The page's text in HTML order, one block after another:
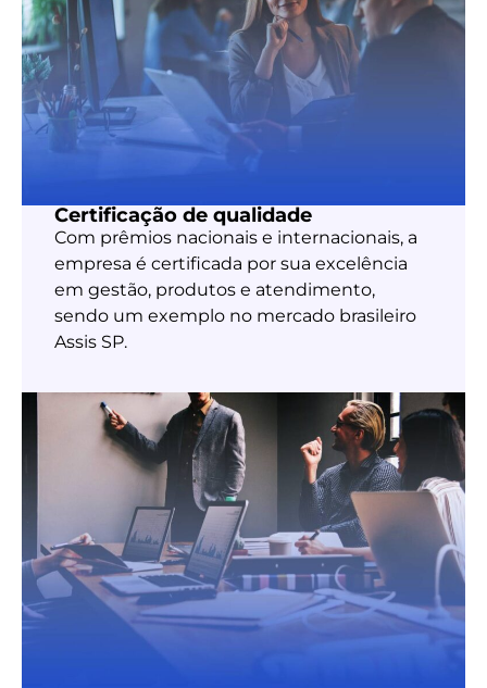
Certificação de qualidade
Com prêmios nacionais e internacionais, a
empresa é certificada por sua excelência
em gestão, produtos e atendimento,
sendo um exemplo no mercado brasileiro
Assis SP.